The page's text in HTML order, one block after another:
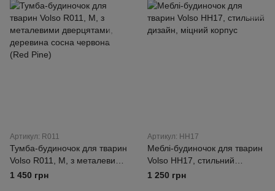
Артикул: R011
Тумба-будиночок для тварин
Volso R011, M, з металевими
дверцятами, деревина сосна
1 450 грн
Артикул: HH17
Меблі-будиночок для тварин
Volso HH17, стильний
дизайн, міцний корпус
1 250 грн